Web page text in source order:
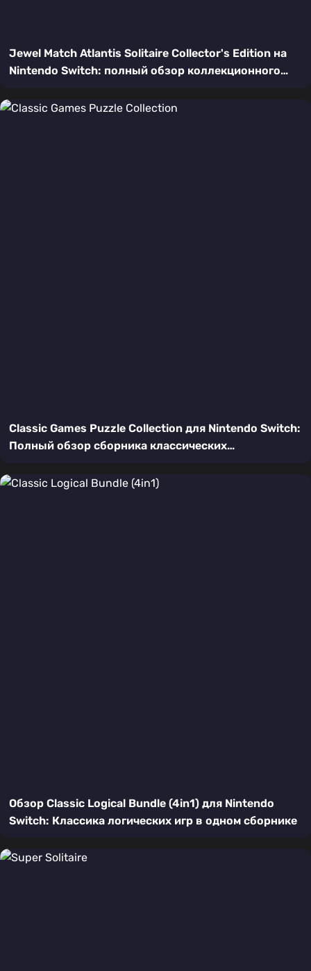
Jewel Match Atlantis Solitaire Collector's Edition на
Nintendo Switch: полный обзор коллекционного
Classic Games Puzzle Collection для Nintendo Switch:
Полный обзор сборника классических
Обзор Classic Logical Bundle (4in1) для Nintendo
Switch: Классика логических игр в одном сборнике